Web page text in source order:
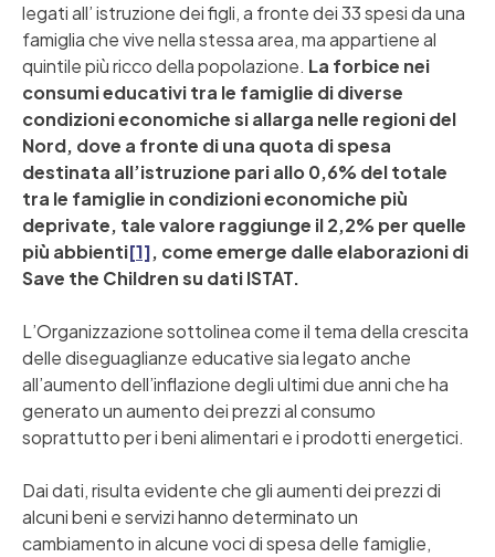
legati all’ istruzione dei figli, a fronte dei 33 spesi da una
famiglia che vive nella stessa area, ma appartiene al
quintile più ricco della popolazione. La forbice nei
consumi educativi tra le famiglie di diverse
condizioni economiche si allarga nelle regioni del
Nord, dove a fronte di una quota di spesa
destinata all’istruzione pari allo 0,6% del totale
tra le famiglie in condizioni economiche più
deprivate, tale valore raggiunge il 2,2% per quelle
più abbienti[1], come emerge dalle elaborazioni di
Save the Children su dati ISTAT.
L’Organizzazione sottolinea come il tema della crescita
delle diseguaglianze educative sia legato anche
all’aumento dell’inflazione degli ultimi due anni che ha
generato un aumento dei prezzi al consumo
soprattutto per i beni alimentari e i prodotti energetici.
Dai dati, risulta evidente che gli aumenti dei prezzi di
alcuni beni e servizi hanno determinato un
cambiamento in alcune voci di spesa delle famiglie,